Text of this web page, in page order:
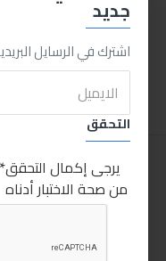
جديد
اشترك في الرسايل
التحقق
يرجى إكمال التحقق
من صحة الاختبار أدناه
طقم اختبار كبس ماتور 8قطع
1,000.00LE
اضافة للسلة